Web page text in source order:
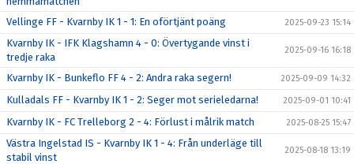
Vellinge FF - Kvarnby IK 1 - 1: En oförtjänt poäng 2025-09-23 15:14
Kvarnby IK - IFK Klagshamn 4 - 0: Övertygande vinst i
tredje raka
2025-09-16 16:18
Kvarnby IK - Bunkeflo FF 4 - 2: Andra raka segern! 2025-09-09 14:32
Kulladals FF - Kvarnby IK 1 - 2: Seger mot serieledarna! 2025-09-01 10:41
Kvarnby IK - FC Trelleborg 2 - 4: Förlust i målrik match 2025-08-25 15:47
Västra Ingelstad IS - Kvarnby IK 1 - 4: Från underläge till
stabil vinst
2025-08-18 13:19